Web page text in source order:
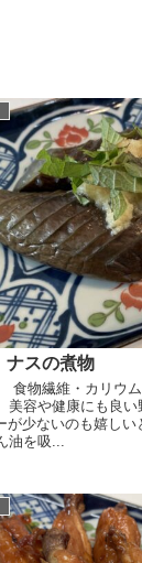
ナスの煮物
食物繊維・カリウ
美容や健康にも良い
が少ないのも嬉しい
油を吸...